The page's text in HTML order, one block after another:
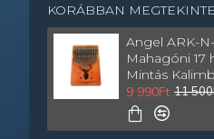
KORÁBBAN
Angel ARK-
Mahagóni 17
Mintás
9 990Ft 11